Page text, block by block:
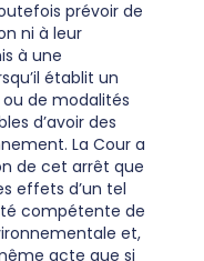
prévoir de
ni à leur
à une
établit un
de modalités
d’avoir des
La Cour a
de cet arrêt que
effets d’un tel
compétente de
et,
acte que si